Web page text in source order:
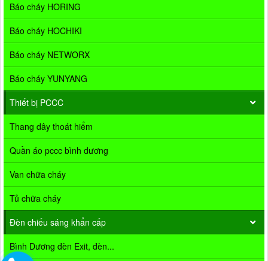
Báo cháy HORING
Báo cháy HOCHIKI
Báo cháy NETWORX
Báo cháy YUNYANG
Thiết bị PCCC
Thang dây thoát hiểm
Quần áo pccc bình dương
Van chữa cháy
Tủ chữa cháy
Đèn chiếu sáng khẩn cấp
Bình Dương đèn Exit, đèn...